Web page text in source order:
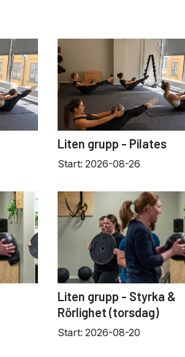
Liten grupp - Pilates
Start: 2026-08-26
Liten grupp - Styrka &
Rörlighet (torsdag)
Start: 2026-08-20